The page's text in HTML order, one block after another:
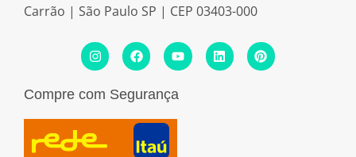
Carrão | São Paulo SP | CEP 03403-000
I
n
s
a
r
a
m
F
a
c
b
o
k
Y
o
u
u
e
L
i
n
P
i
n
Compre com Segurança